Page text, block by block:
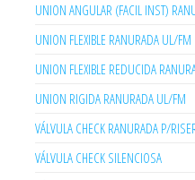
UNION ANGULAR (FACIL INST)
UNION FLEXIBLE RANURADA UL/FM
UNION FLEXIBLE REDUCIDA
UNION RIGIDA RANURADA UL/FM
VÁLVULA CHECK RANURADA P/
VÁLVULA CHECK SILENCIOSA